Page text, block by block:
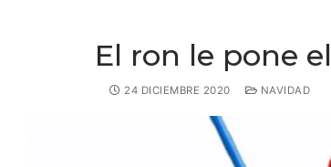
El ron le pone
24 DICIEMBRE 2020 NAVIDAD